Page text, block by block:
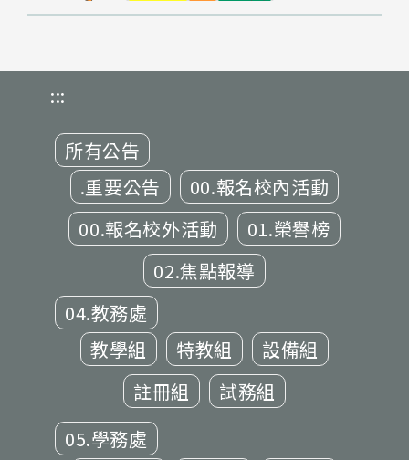
:::
所有公告
.重要公告
00.報名校內活動
00.報名校外活動
01.榮譽榜
02.焦點報導
04.教務處
教學組
特教組
設備組
註冊組
試務組
05.學務處